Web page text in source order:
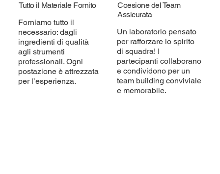
Tutto il Materiale Fornito
Forniamo tutto il
necessario: dagli
ingredienti di qualità
agli strumenti
professionali. Ogni
postazione è attrezzata
per l’esperienza.
Coesione del Team
Assicurata
Un laboratorio pensato
per rafforzare lo spirito
di squadra! I
partecipanti collaborano
e condividono per un
team building conviviale
e memorabile.